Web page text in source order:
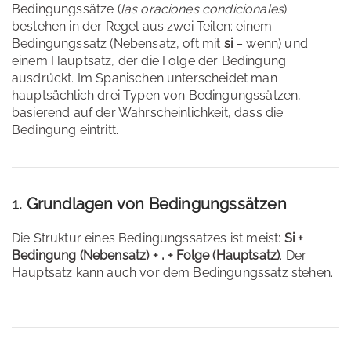
Bedingungssätze (las oraciones condicionales)
bestehen in der Regel aus zwei Teilen: einem
Bedingungssatz (Nebensatz, oft mit si– wenn) und
einem Hauptsatz, der die Folge der Bedingung
ausdrückt. Im Spanischen unterscheidet man
hauptsächlich drei Typen von Bedingungssätzen,
basierend auf der Wahrscheinlichkeit, dass die
Bedingung eintritt.
1. Grundlagen von Bedingungssätzen
Die Struktur eines Bedingungssatzes ist meist: Si +
Bedingung (Nebensatz) + , + Folge (Hauptsatz). Der
Hauptsatz kann auch vor dem Bedingungssatz stehen.